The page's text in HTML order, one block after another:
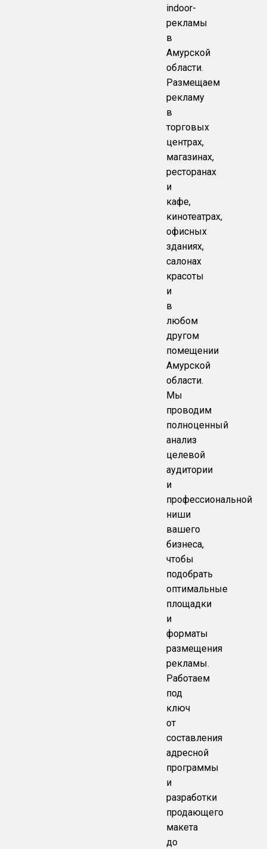
indoor-
рекламы
в
Амурской
области.
Размещаем
рекламу
в
торговых
центрах,
магазинах,
ресторанах
и
кафе,
кинотеатрах,
офисных
зданиях,
салонах
красоты
и
в
любом
другом
помещении
Амурской
области.
Мы
проводим
полноценный
анализ
целевой
аудитории
и
профессиональной
ниши
вашего
бизнеса,
чтобы
подобрать
оптимальные
площадки
и
форматы
размещения
рекламы.
Работаем
под
ключ
от
составления
адресной
программы
и
разработки
продающего
макета
до